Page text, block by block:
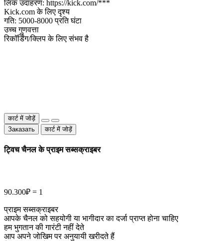
लिंक उदाहरण: https://kick.com/***
Kick.com के लिए दृश्य
गति: 5000-8000 प्रति घंटा
उच्च गुणवत्ता
रिकॉर्डिंग/क्लिप के लिए संभव है
कार्ट में जोड़ें
Заказать
कार्ट में जोड़ें
ट्विच चैनल के प्राइम सब्सक्राइबर
90.300₽ = 1
प्राइम सब्सक्राइबर
आपके चैनल को सहयोगी या भागीदार का दर्जा प्राप्त होना चाहिए
हम भुगतान की गारंटी नहीं देते
आप अपने जोखिम पर अनुयायी खरीदते हैं